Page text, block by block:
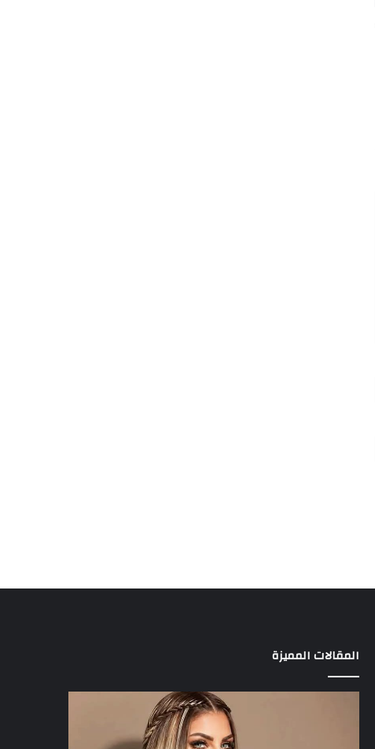
المقالات المميزة